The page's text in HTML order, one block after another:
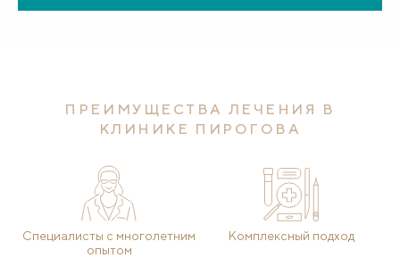
ПРЕИМУЩЕСТВА ЛЕЧЕНИЯ В
КЛИНИКЕ ПИРОГОВА
Специалисты с многолетним
опытом
Комплексный подход